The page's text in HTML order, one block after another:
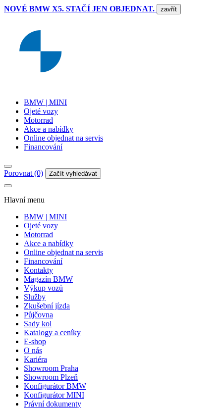
NOVÉ BMW X5. STAČÍ JEN OBJEDNAT. zavřít
BMW | MINI
Ojeté vozy
Motorrad
Akce a nabídky
Online objednat na servis
Financování
Porovnat (0) Začít vyhledávat
Hlavní menu
BMW | MINI
Ojeté vozy
Motorrad
Akce a nabídky
Online objednat na servis
Financování
Kontakty
Magazín BMW
Výkup vozů
Služby
Zkušební jízda
Půjčovna
Sady kol
Katalogy a ceníky
E-shop
O nás
Kariéra
Showroom Praha
Showroom Plzeň
Konfigurátor BMW
Konfigurátor MINI
Právní dokumenty